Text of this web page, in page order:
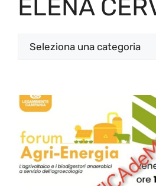
ELENA
Categorie